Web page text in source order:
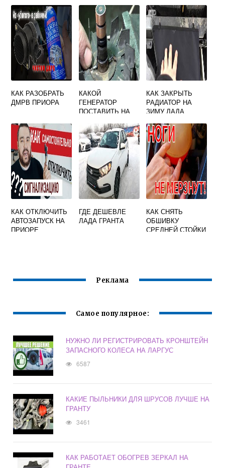
КАК РАЗОБРАТЬ
ДМРВ ПРИОРА
КАКОЙ
ГЕНЕРАТОР
ПОСТАВИТЬ НА
КАК ЗАКРЫТЬ
РАДИАТОР НА
ЗИМУ ЛАДА
КАК ОТКЛЮЧИТЬ
АВТОЗАПУСК НА
ПРИОРЕ
ГДЕ ДЕШЕВЛЕ
ЛАДА ГРАНТА
КАК СНЯТЬ
ОБШИВКУ
СРЕДНЕЙ СТОЙКИ
Реклама
Самое популярное:
НУЖНО ЛИ РЕГИСТРИРОВАТЬ КРОНШТЕЙН
ЗАПАСНОГО КОЛЕСА НА ЛАРГУС
6587
КАКИЕ ПЫЛЬНИКИ ДЛЯ ШРУСОВ ЛУЧШЕ НА
ГРАНТУ
3461
КАК РАБОТАЕТ ОБОГРЕВ ЗЕРКАЛ НА